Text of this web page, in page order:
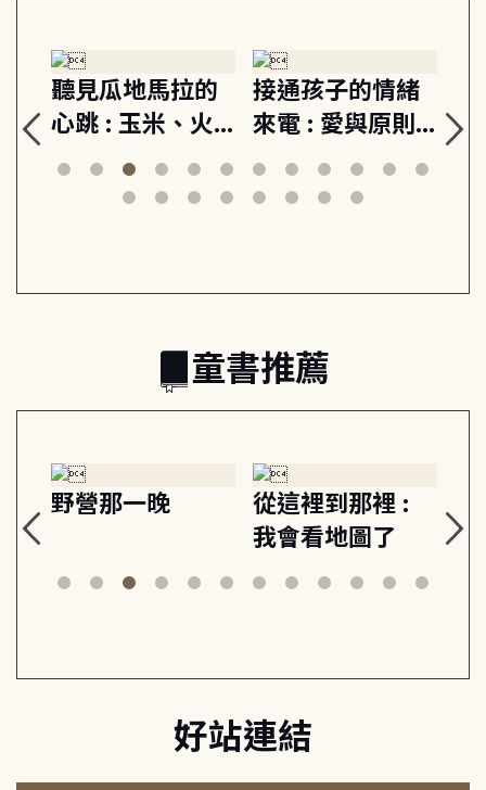
聽見瓜地馬拉的
心跳 : 玉米、火
山與信仰, 外交官
筆下的現代馬雅
接通孩子的情緒
來電 : 愛與原則,
建立教養的安定
節奏 22個行動練
關
童書推薦
野營那一晚
從這裡到那裡 :
我會看地圖了
美
好站連結